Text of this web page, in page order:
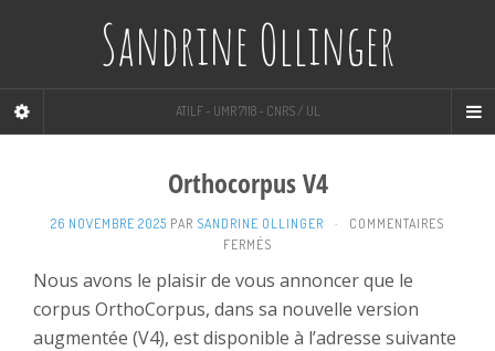
Sandrine Ollinger
ATILF - UMR 7118 - CNRS / UL
Orthocorpus V4
26 NOVEMBRE 2025 PAR SANDRINE OLLINGER ·
COMMENTAIRES
FERMÉS
V4
Nous avons le plaisir de vous annoncer que le
corpus OrthoCorpus, dans sa nouvelle version
augmentée (V4), est disponible à l’adresse suivante